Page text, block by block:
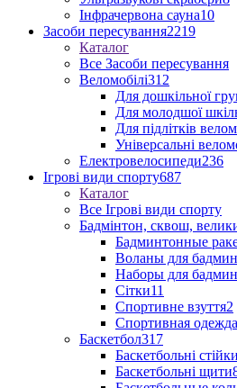
Інфрачервона сауна10
Засоби пересування2219
Каталог
Все Засоби пересування
Веломобілі312
Для дошкільної
Для молодшої
Для підлітків
Універсальні
Електровелосипеди236
Ігрові види спорту687
Каталог
Все Ігрові види спорту
Бадмінтон, сквош,
Бадминтонные
Воланы для
Наборы для
Сітки11
Спортивне взуття2
Спортивная одежда
Баскетбол317
Баскетбольні стійки
Баскетбольні щити